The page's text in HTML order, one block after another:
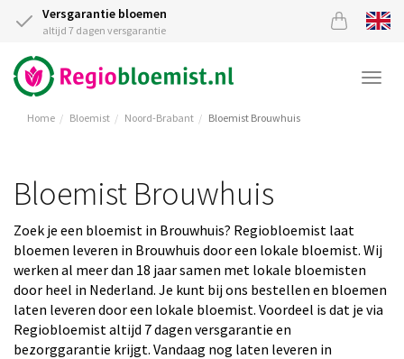
Versgarantie bloemen
altijd 7 dagen versgarantie
Home Bloemist Noord-Brabant Bloemist Brouwhuis
Bloemist Brouwhuis
Zoek je een bloemist in Brouwhuis? Regiobloemist laat
bloemen leveren in Brouwhuis door een lokale bloemist. Wij
werken al meer dan 18 jaar samen met lokale bloemisten
door heel in Nederland. Je kunt bij ons bestellen en bloemen
laten leveren door een lokale bloemist. Voordeel is dat je via
Regiobloemist altijd 7 dagen versgarantie en
bezorggarantie krijgt. Vandaag nog laten leveren in